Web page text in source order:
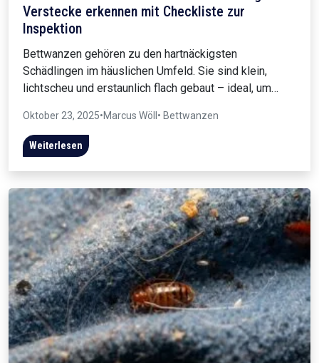
Verstecke erkennen mit Checkliste zur
Inspektion
Bettwanzen gehören zu den hartnäckigsten
Schädlingen im häuslichen Umfeld. Sie sind klein,
lichtscheu und erstaunlich flach gebaut – ideal, um…
Oktober 23, 2025•Marcus Wöll • Bettwanzen
Weiterlesen